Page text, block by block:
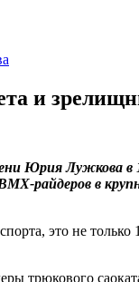
и
Юрия Лужкова
райдеров в
это не только
трюкового